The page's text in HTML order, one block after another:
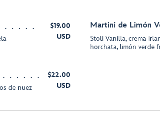
$19.00
USD
Martini de Limón
Stoli Vanilla, crema
horchata, limón verde
de nuez
$22.00
USD